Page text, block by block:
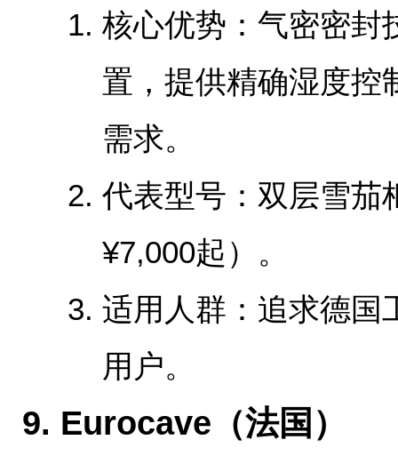
核心优势‌：气密密封
置，提供精确湿度控
需求。
代表型号‌：双层雪茄
¥7,000起）。
适用人群‌：追求德国
用户。
‌9. Eurocave（法国）‌